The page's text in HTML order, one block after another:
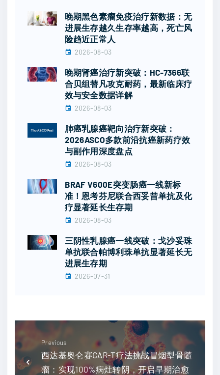
晚期黑色素瘤免疫治疗新数据：无
进展生存越久生存率越高，死亡风
险趋近正常人
2026-08-03
晚期肾癌治疗新突破：HC-7366联
合贝组替凡攻克耐药，最新临床疗
效与安全数据详解
2026-08-03
肺癌乳腺癌靶向治疗新突破：
2026ASCO多款前沿抗癌新药疗效
与副作用深度盘点
2026-08-03
BRAF V600E突变肠癌一线新标
准！恩考芬尼联合西妥昔单抗及化
疗显著延长生存期
2026-08-03
三阴性乳腺癌一线突破：戈沙妥珠
单抗联合帕博利珠单抗显著延长无
进展生存期
2026-07-31
Previous
西达基奥仑赛CAR-T疗法挑战冒烟型骨髓
瘤：实现100%病灶转阴，开启早期治愈